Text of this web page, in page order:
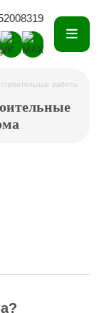
работы